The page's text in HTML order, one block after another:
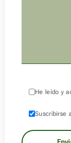
He leído y
Suscribirse